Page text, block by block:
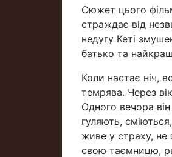
Сюжет цього
страждає від
недугу Кеті
батько та
Коли настає ніч,
темрява. Через
Одного вечора він
гуляють,
живе у страху, не
свою таємницю,